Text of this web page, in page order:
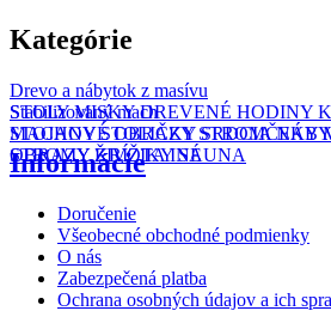
Kategórie
Drevo a nábytok z masívu
STOLY MISKY DREVENÉ HODINY
STOJANY STOLIČKY SRDCIA
OBRAZY KRÍŽIKY SAUNA
Stabilizovaný mach
MACHOVÉ OBRAZY STROMČEKY
STROMY ŽIVOTA INÉ
Informácie
Doručenie
Všeobecné obchodné podmienky
O nás
Zabezpečená platba
Ochrana osobných údajov a ich